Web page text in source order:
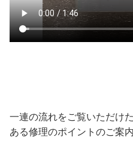
一連の流れをご覧いただけ
ある修理のポイントのご案内